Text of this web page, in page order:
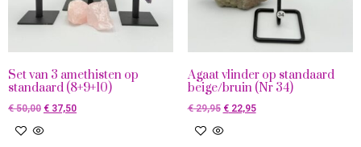
Set van 3 amethisten op
standaard (8+9+10)
€50,00 € 37,50
Agaat vlinder op standaard
beige/bruin (Nr 34)
€29,95 €22,95